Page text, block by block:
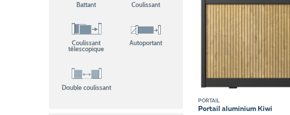
Battant Coulissant
Coulissant
télescopique
Autoportant
Double coulissant
PORTAIL
Portail aluminium Kiwi